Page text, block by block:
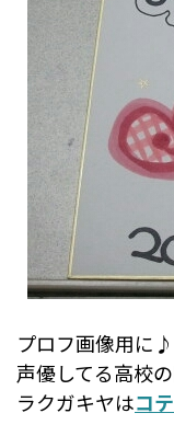
プロフ画像用に♪
声優してる高校
ラクガキヤはコ